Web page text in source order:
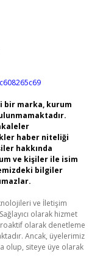
bir marka, kurum
haber niteliği
hakkında
ve kişiler ile isim
bilgiler
ve İletişim
olarak hizmet
olarak denetleme
Ancak, üyelerimiz
olup, siteye üye olarak